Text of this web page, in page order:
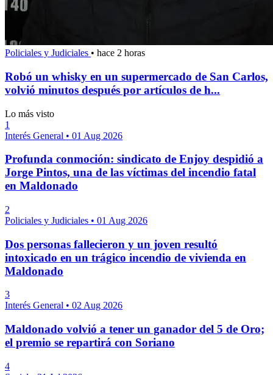
Policiales y Judiciales • hace 2 horas
Robó un whisky en un supermercado de San Carlos,
volvió minutos después por artículos de h...
Lo más visto
1
Interés General • 01 Aug 2026
Profunda conmoción: sindicato de Enjoy despidió a
Jorge Pintos, una de las víctimas del incendio fatal
en Maldonado
2
Policiales y Judiciales • 01 Aug 2026
Dos personas fallecieron y un joven resultó
intoxicado en un trágico incendio de vivienda en
Maldonado
3
Interés General • 02 Aug 2026
Maldonado volvió a tener un ganador del 5 de Oro;
el premio se repartirá con Soriano
4